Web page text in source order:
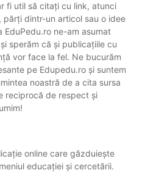
fi util să citați cu link, atunci
dintr-un articol sau o idee
EduPedu.ro ne-am asumat
sperăm că și publicațiile cu
vor face la fel. Ne bucurăm
pe Edupedu.ro și suntem
noastră de a cita sursa
reciprocă de respect și
online care găzduiește
educației și cercetării.